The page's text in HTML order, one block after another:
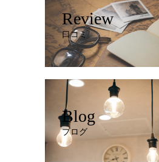
Review
口コミ
Blog
ブログ